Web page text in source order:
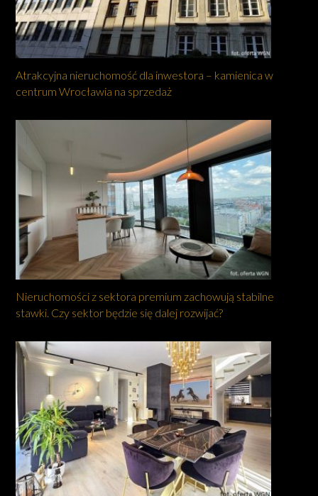
Atrakcyjna nieruchomość dla inwestora – kamienica w
centrum Wrocławia na sprzedaż
Nieruchomości z sektora premium zachowują stabilne
stawki. Czy sektor będzie się dalej rozwijać?